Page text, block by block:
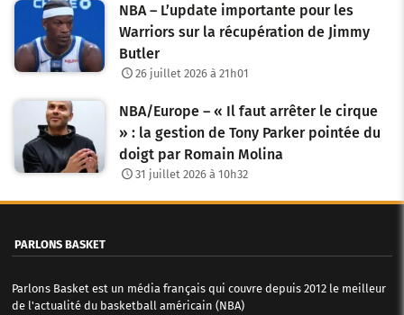
NBA – L’update importante pour les
Warriors sur la récupération de Jimmy
Butler
26 juillet 2026 à 21h01
NBA/Europe – « Il faut arrêter le cirque
» : la gestion de Tony Parker pointée du
doigt par Romain Molina
31 juillet 2026 à 10h32
PARLONS BASKET
Parlons Basket est un média français qui couvre depuis 2012 le meilleur
de l'actualité du basketball américain (NBA)